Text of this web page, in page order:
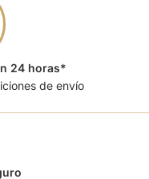
24 horas*
de envío